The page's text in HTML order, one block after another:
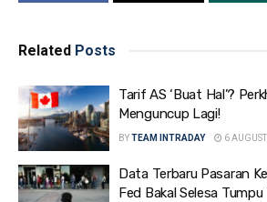
Related Posts
Tarif AS ‘Buat Hal’?
Menguncup Lagi!
BYTEAM INTRADAY 6
Data Terbaru Pasaran
Fed Bakal Selesa